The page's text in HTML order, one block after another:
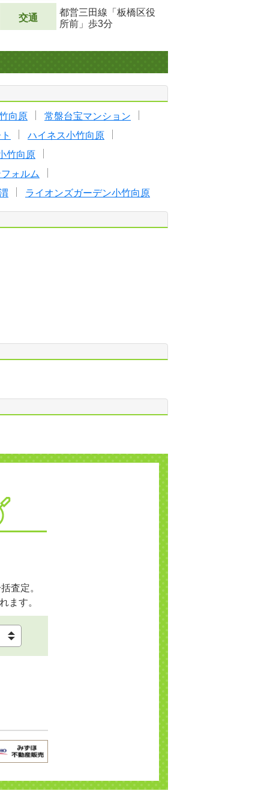
交通
都営三田線「板橋区役
所前」歩3分
向原
常盤台宝マンション
ハイネス小竹向原
竹向原
ォルム
ライオンズガーデン小竹向原
査定。
ます。